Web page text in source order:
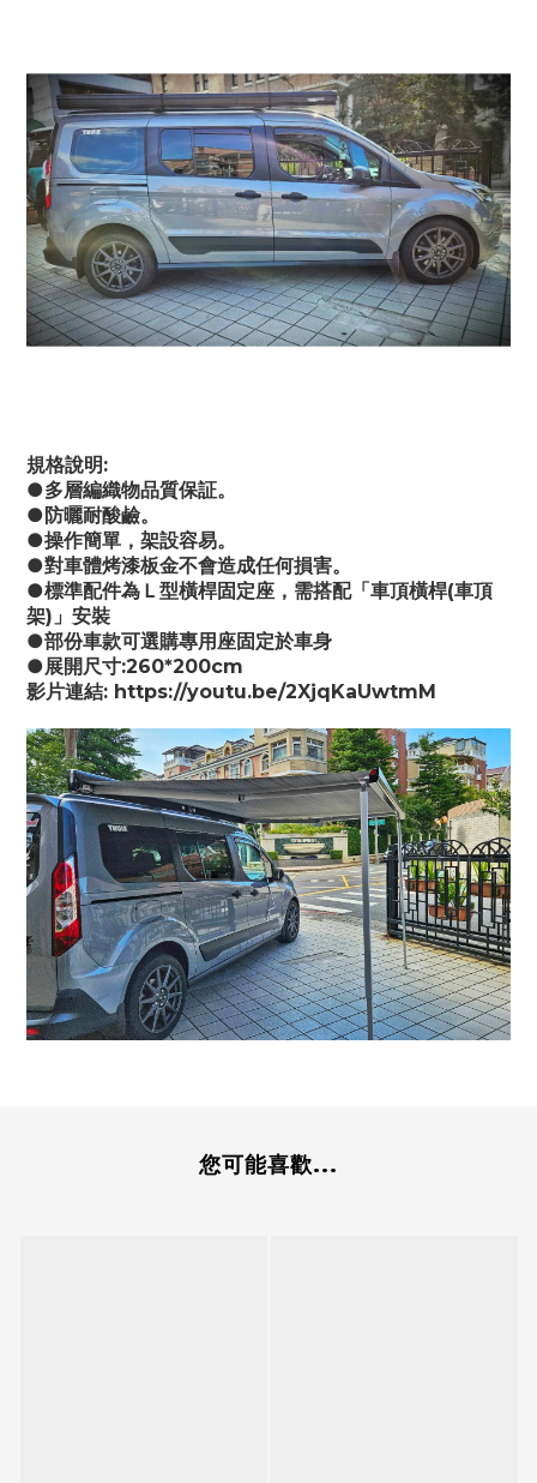
規格說明:
●多層編織物品質保証。
●防曬耐酸鹼。
●操作簡單，架設容易。
●對車體烤漆板金不會造成任何損害。
●標準配件為Ｌ型橫桿固定座，需搭配「車頂橫桿(車頂
架)」安裝
●部份車款可選購專用座固定於車身
●展開尺寸:260*200cm
影片連結: https://youtu.be/2XjqKaUwtmM
您可能喜歡...